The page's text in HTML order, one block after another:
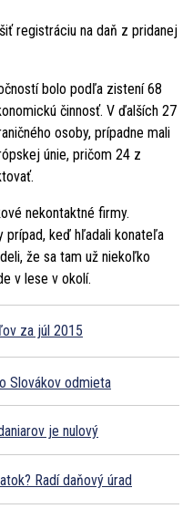
registráciu na daň z pridanej
bolo podľa zistení 68
činnosť. V ďalších 27
osoby, prípadne mali
únie, pričom 24 z
nekontaktné firmy.
prípad, keď hľadali konateľa
že sa tam už niekoľko
v lese v okolí.
za júl 2015
Slovákov odmieta
je nulový
Radí daňový úrad